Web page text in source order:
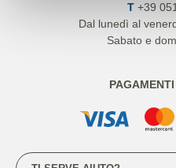
T +39
Dal lunedì al
Sabato e